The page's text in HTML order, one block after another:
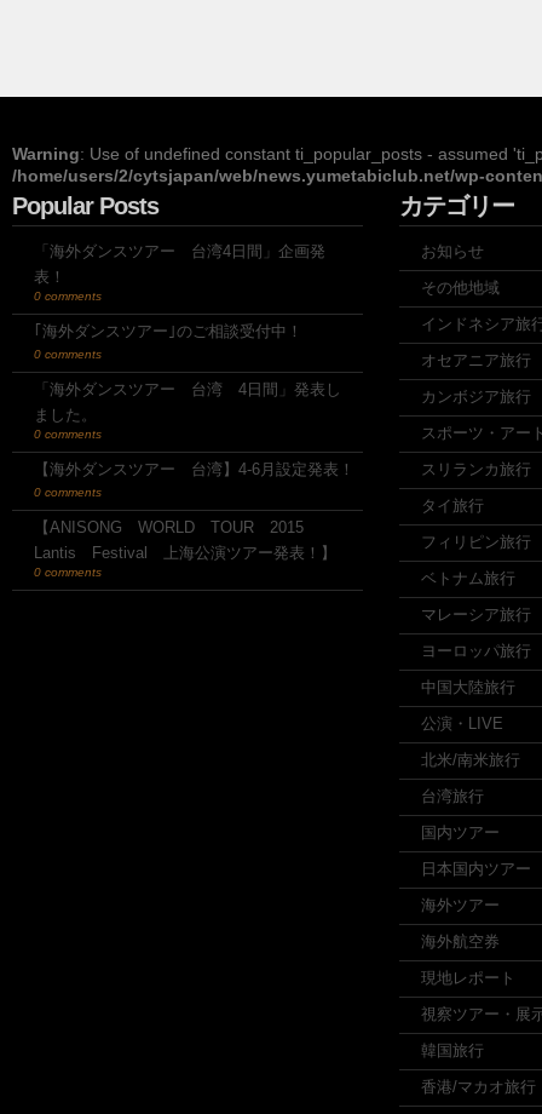
Warning: Use of undefined constant ti_popular_posts - assumed
/home/users/2/cytsjapan/web/news.yumetabiclub.net/wp-
Popular Posts
「海外ダンスツアー 台湾4日間」企画発
表！
0 comments
｢海外ダンスツアー｣のご相談受付中！
0 comments
「海外ダンスツアー 台湾 4日間」発表し
ました。
0 comments
【海外ダンスツアー 台湾】4-6月設定発表！
0 comments
【ANISONG WORLD TOUR 2015
Lantis Festival 上海公演ツアー発表！】
0 comments
カテゴリー
お知らせ
その他地域
インドネシア旅
オセアニア旅行
カンボジア旅行
スポーツ・アー
スリランカ旅行
タイ旅行
フィリピン旅行
ベトナム旅行
マレーシア旅行
ヨーロッパ旅行
中国大陸旅行
公演・LIVE
北米/南米旅行
台湾旅行
国内ツアー
日本国内ツアー
海外ツアー
海外航空券
現地レポート
視察ツアー・展
韓国旅行
香港/マカオ旅行